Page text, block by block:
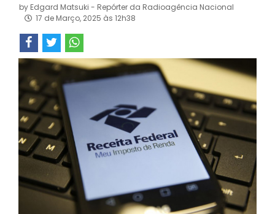
by Edgard Matsuki - Repórter da Radioagência Nacional
17 de Março, 2025 às 12h38